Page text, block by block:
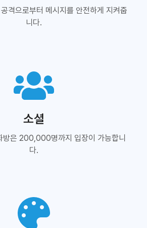
격으로부터 메시지를 안전하게 지켜줍
니다.
소셜
방은 200,000명까지 입장이 가능합니
다.